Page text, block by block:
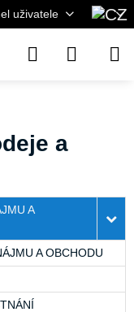
uživatele
a
A
A OBCHODU